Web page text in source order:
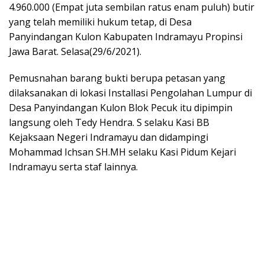
4.960.000 (Empat juta sembilan ratus enam puluh) butir
yang telah memiliki hukum tetap, di Desa
Panyindangan Kulon Kabupaten Indramayu Propinsi
Jawa Barat. Selasa(29/6/2021).
Pemusnahan barang bukti berupa petasan yang
dilaksanakan di lokasi Installasi Pengolahan Lumpur di
Desa Panyindangan Kulon Blok Pecuk itu dipimpin
langsung oleh Tedy Hendra. S selaku Kasi BB
Kejaksaan Negeri Indramayu dan didampingi
Mohammad Ichsan SH.MH selaku Kasi Pidum Kejari
Indramayu serta staf lainnya.